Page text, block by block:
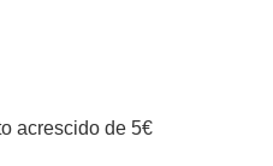
acrescido de 5€